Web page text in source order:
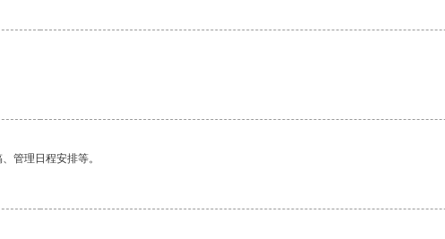
管理日程安排等。